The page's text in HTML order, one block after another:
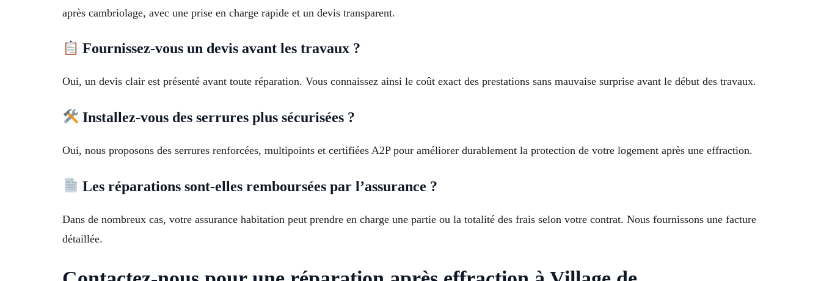
après cambriolage, avec une prise en charge rapide et un devis transparent.
Fournissez-vous un devis avant les travaux ?
Oui, un devis clair est présenté avant toute réparation. Vous connaissez ainsi le coût exact des prestations sans mauvaise surprise avant le début des travaux.
Installez-vous des serrures plus sécurisées ?
Oui, nous proposons des serrures renforcées, multipoints et certifiées A2P pour améliorer durablement la protection de votre logement après une effraction.
Les réparations sont-elles remboursées par l’assurance ?
Dans de nombreux cas, votre assurance habitation peut prendre en charge une partie ou la totalité des frais selon votre contrat. Nous fournissons une facture
détaillée.